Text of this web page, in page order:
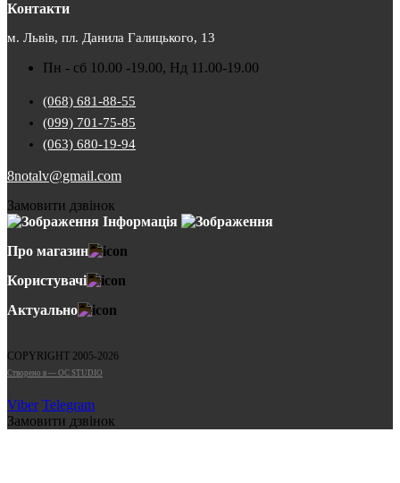
Контакти
м. Львів, пл. Данила Галицького, 13
Пн - сб 10.00 -19.00, Нд 11.00-19.00
(068) 681-88-55
(099) 701-75-85
(063) 680-19-94
8notalv@gmail.com
Замовити дзвінок
Інформація
Про магазин
Користувачі
Актуально
COPYRIGHT 2005-2026
Cтворено в — OC STUDIO
Viber Telegram
Замовити дзвінок